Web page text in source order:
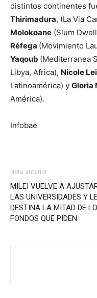
distintos continentes
Thirimadura, (La Via
Molokoane (Slum
Réfega (Movimiento
Yaqoub (Mediterranea
Libya, Africa), Nicole
Latinoamérica) y Gloria
América).
Infobae
Nota anterior
MILEI VUELVE A
LAS UNIVERSIDADES Y
DESTINA LA MITAD DE
FONDOS QUE PIDEN